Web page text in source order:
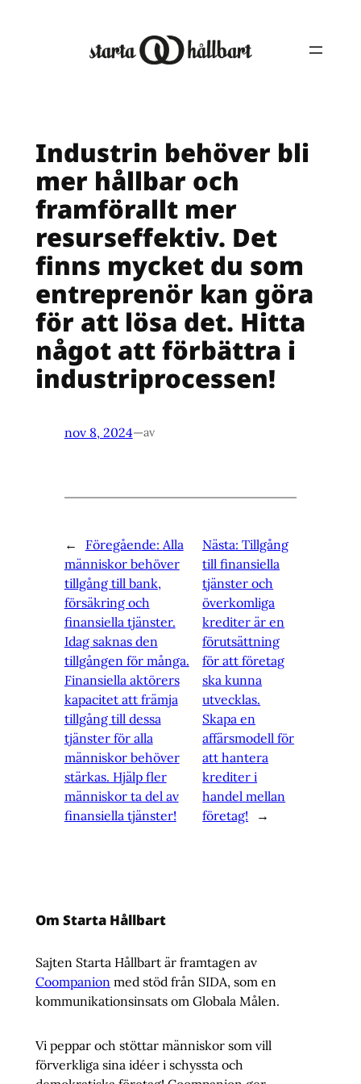
Industrin behöver bli
mer hållbar och
framförallt mer
resurseffektiv. Det
finns mycket du som
entreprenör kan göra
för att lösa det. Hitta
något att förbättra i
industriprocessen!
nov 8, 2024—av
← Föregående: Alla
människor behöver
tillgång till bank,
försäkring och
finansiella tjänster.
Idag saknas den
tillgången för många.
Finansiella aktörers
kapacitet att främja
tillgång till dessa
tjänster för alla
människor behöver
stärkas. Hjälp fler
människor ta del av
finansiella tjänster!
Nästa:Tillgång
till finansiella
tjänster och
överkomliga
krediter är en
förutsättning
för att företag
ska kunna
utvecklas.
Skapa en
affärsmodell för
att hantera
krediter i
handel mellan
företag!
→
Om Starta Hållbart
Sajten Starta Hållbart är framtagen av
Coompanion med stöd från SIDA, som en
kommunikationsinsats om Globala Målen.
Vi peppar och stöttar människor som vill
förverkliga sina idéer i schyssta och